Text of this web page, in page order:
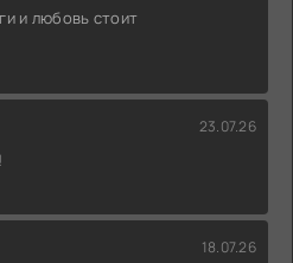
и любовь стоит
23.07.26
18.07.26